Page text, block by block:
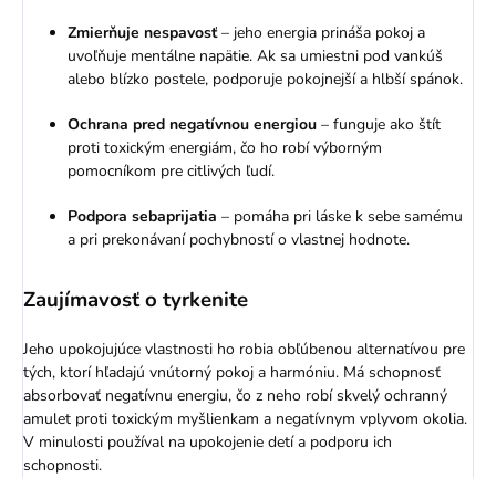
Zmierňuje nespavosť– jeho energia prináša pokoj a
uvoľňuje mentálne napätie. Ak sa umiestni pod vankúš
alebo blízko postele, podporuje pokojnejší a hlbší spánok.
Ochrana pred negatívnou energiou – funguje ako štít
proti toxickým energiám, čo ho robí výborným
pomocníkom pre citlivých ľudí.
Podpora sebaprijatia – pomáha pri láske k sebe samému
a pri prekonávaní pochybností o vlastnej hodnote.
Zaujímavosť o tyrkenite
Jeho upokojujúce vlastnosti ho robia obľúbenou alternatívou pre
tých, ktorí hľadajú vnútorný pokoj a harmóniu. Má schopnosť
absorbovať negatívnu energiu, čo z neho robí skvelý ochranný
amulet proti toxickým myšlienkam a negatívnym vplyvom okolia.
V minulosti používal na upokojenie detí a podporu ich
schopnosti.